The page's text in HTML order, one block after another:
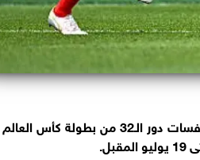
يخوض منتخب فرنسا مواجهة قوية أمام نظيره السويد، فجر الأربعاء، ضمن منافسات دور الـ32 من بطولة كأس العالم